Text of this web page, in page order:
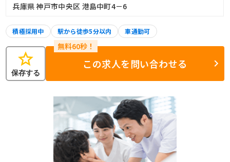
兵庫県 神戸市中央区 港島中町4－6
積極採用中 駅から徒歩5分以内 車通勤可
star
保存する
この求人を問い合わせる